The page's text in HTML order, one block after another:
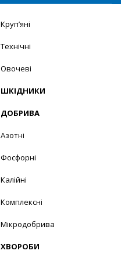
Круп’яні
Технічні
Овочеві
ШКІДНИКИ
ДОБРИВА
Азотні
Фосфорні
Калійні
Комплексні
Мікродобрива
ХВОРОБИ